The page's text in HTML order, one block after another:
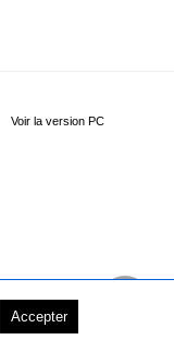
Voir la version PC
Accepter